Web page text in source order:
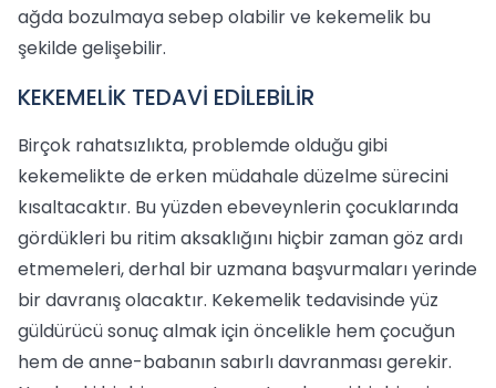
ağda bozulmaya sebep olabilir ve kekemelik bu
şekilde gelişebilir.
KEKEMELİK TEDAVİ EDİLEBİLİR
Birçok rahatsızlıkta, problemde olduğu gibi
kekemelikte de erken müdahale düzelme sürecini
kısaltacaktır. Bu yüzden ebeveynlerin çocuklarında
gördükleri bu ritim aksaklığını hiçbir zaman göz ardı
etmemeleri, derhal bir uzmana başvurmaları yerinde
bir davranış olacaktır. Kekemelik tedavisinde yüz
güldürücü sonuç almak için öncelikle hem çocuğun
hem de anne-babanın sabırlı davranması gerekir.